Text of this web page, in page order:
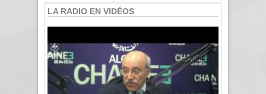
LA RADIO EN VIDÉOS